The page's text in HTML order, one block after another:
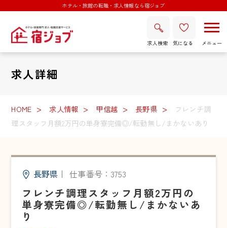
ホテル・旅館の転職・求人情報なら宿ジョブ
求人検索 気になる
求人詳細
HOME 求人情報 甲信越 長野県
フレンチ調
理スタッフ月額2万円の単身寮完備◎/転勤無し/まかないあり
長野県 ｜ 仕事番号：3753
フレンチ調理スタッフ月額2万円の
単身寮完備◎/転勤無し/まかないあ
り